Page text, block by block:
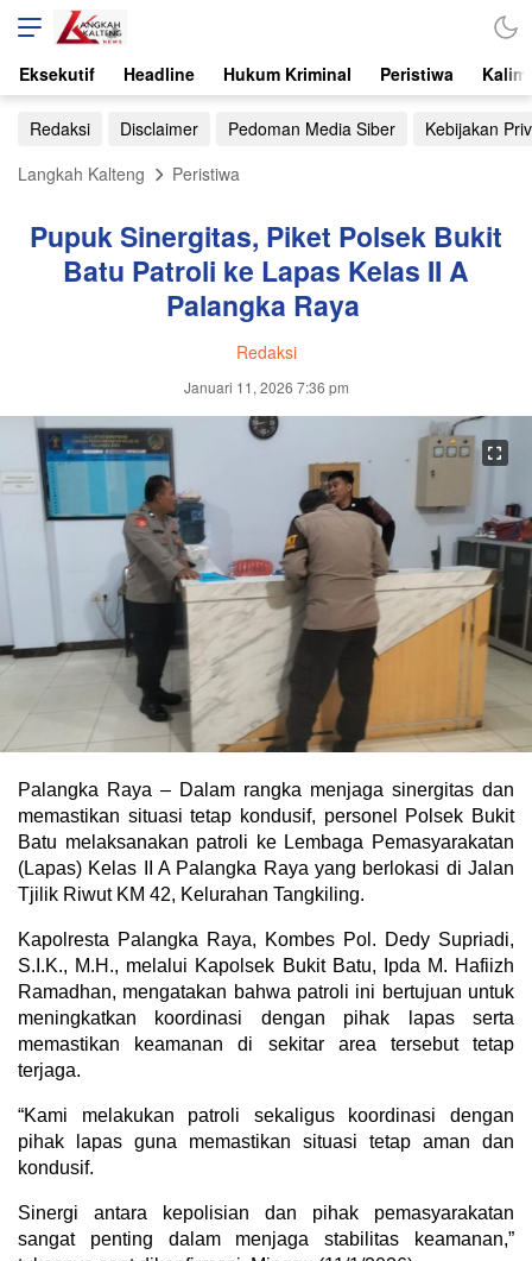
Eksekutif Headline Hukum Kriminal Peristiwa
Redaksi Disclaimer Pedoman Media Siber
Kebijakan
Langkah Kalteng
Peristiwa
Pupuk Sinergitas, Piket Polsek Bukit
Batu Patroli ke Lapas Kelas II A
Palangka Raya
Redaksi
Januari 11, 2026 7:36 pm
Palangka Raya – Dalam rangka menjaga sinergitas dan
memastikan situasi tetap kondusif, personel Polsek Bukit
Batu melaksanakan patroli ke Lembaga Pemasyarakatan
(Lapas) Kelas II A Palangka Raya yang berlokasi di Jalan
Tjilik Riwut KM 42, Kelurahan Tangkiling.
Kapolresta Palangka Raya, Kombes Pol. Dedy Supriadi,
S.I.K., M.H., melalui Kapolsek Bukit Batu, Ipda M. Hafiizh
Ramadhan, mengatakan bahwa patroli ini bertujuan untuk
meningkatkan koordinasi dengan pihak lapas serta
memastikan keamanan di sekitar area tersebut tetap
terjaga.
“Kami melakukan patroli sekaligus koordinasi dengan
pihak lapas guna memastikan situasi tetap aman dan
kondusif.
Sinergi antara kepolisian dan pihak pemasyarakatan
sangat penting dalam menjaga stabilitas keamanan,”